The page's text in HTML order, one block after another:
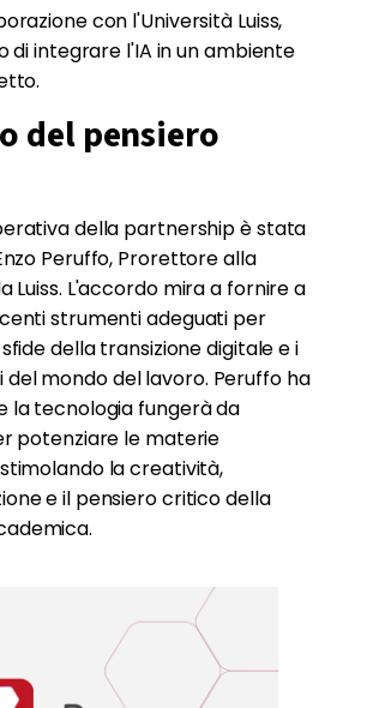
con l'Università Luiss,
di integrare l'IA in un ambiente
del pensiero
della partnership è stata
Peruffo, Prorettore alla
Luiss. L'accordo mira a fornire a
strumenti adeguati per
della transizione digitale e i
mondo del lavoro. Peruffo ha
la tecnologia fungerà da
potenziare le materie
la creatività,
e il pensiero critico della